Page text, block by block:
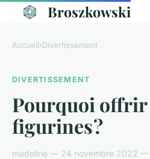
Broszkowski
Accueil›Divertissement
DIVERTISSEMENT
Pourquoi offrir
figurines ?
madeline — 24 novembre 2022 —